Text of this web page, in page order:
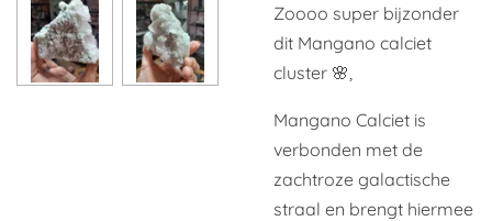
Zoooo super bijzonder
dit Mangano calciet
cluster 🌸,
Mangano Calciet is
verbonden met de
zachtroze galactische
straal en brengt hiermee